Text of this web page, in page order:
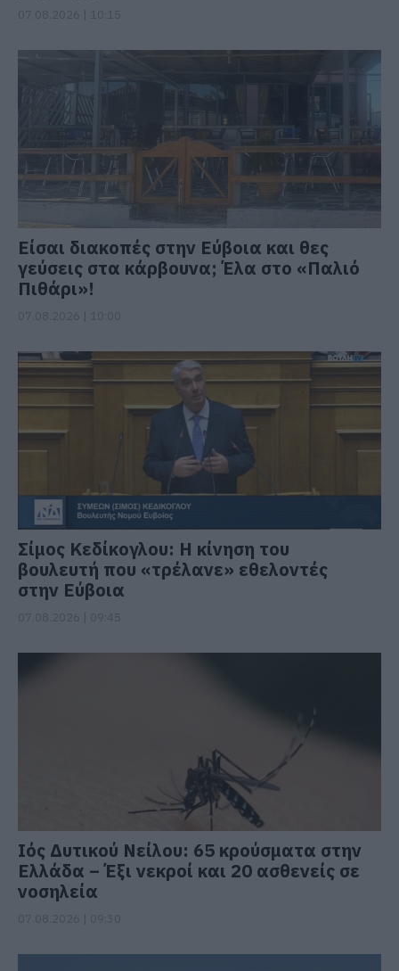
Είσαι διακοπές στην Εύβοια και θες
γεύσεις στα κάρβουνα; Έλα στο «Παλιό
Πιθάρι»!
Σίμος Κεδίκογλου: Η κίνηση του
βουλευτή που «τρέλανε» εθελοντές
στην Εύβοια
Ιός Δυτικού Νείλου: 65 κρούσματα στην
Ελλάδα – Έξι νεκροί και 20 ασθενείς σε
νοσηλεία